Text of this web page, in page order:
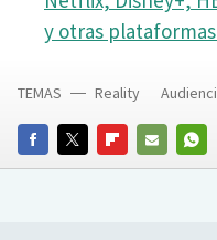
y otras
FACEBOOKTWITTERFLIPBOARD
E-
TEMAS Reality